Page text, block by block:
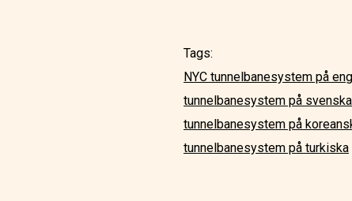
Tags:
NYC tunnelbanesystem på
tunnelbanesystem på svenska
tunnelbanesystem på
tunnelbanesystem på turkiska